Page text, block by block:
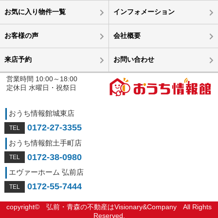
お気に入り物件一覧 インフォメーション
お客様の声 会社概要
来店予約 お問い合わせ
営業時間 10:00～18:00
定休日 水曜日・祝祭日
おうち情報館城東店
0172-27-3355
おうち情報館土手町店
0172-38-0980
エヴァーホーム 弘前店
0172-55-7444
copyright© 弘前・青森の不動産はVisionary&Company All Rights
Reserved.